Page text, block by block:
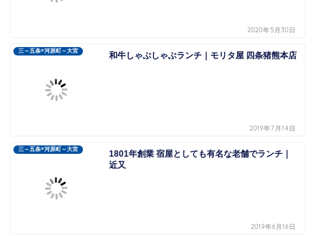
2020年5月30日
三～五条×河原町～大宮 和牛しゃぶしゃぶランチ｜モリタ屋 四条猪熊本店
2019年7月14日
三～五条×河原町～大宮
1801年創業 宿屋としても有名な老舗でランチ｜
近又
2019年6月16日